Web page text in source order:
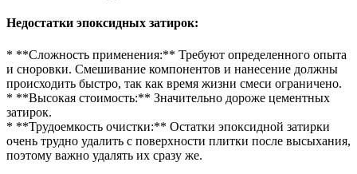
Недостатки эпоксидных затирок:
* **Сложность применения:** Требуют определенного опыта
и сноровки. Смешивание компонентов и нанесение должны
происходить быстро, так как время жизни смеси ограничено.
* **Высокая стоимость:** Значительно дороже цементных
затирок.
* **Трудоемкость очистки:** Остатки эпоксидной затирки
очень трудно удалить с поверхности плитки после высыхания,
поэтому важно удалять их сразу же.